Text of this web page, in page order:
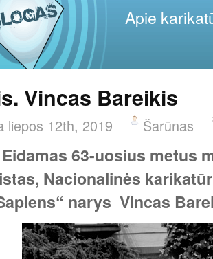
Apie
Vincas Bareikis
liepos 12th, 2019 Šarūnas
63-uosius metus
Nacionalinės
narys Vincas